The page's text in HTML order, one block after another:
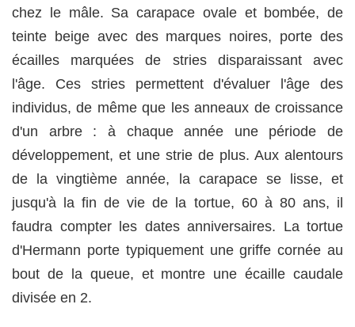
chez le mâle. Sa carapace ovale et bombée, de
teinte beige avec des marques noires, porte des
écailles marquées de stries disparaissant avec
l'âge. Ces stries permettent d'évaluer l'âge des
individus, de même que les anneaux de croissance
d'un arbre : à chaque année une période de
développement, et une strie de plus. Aux alentours
de la vingtième année, la carapace se lisse, et
jusqu'à la fin de vie de la tortue, 60 à 80 ans, il
faudra compter les dates anniversaires. La tortue
d'Hermann porte typiquement une griffe cornée au
bout de la queue, et montre une écaille caudale
divisée en 2.